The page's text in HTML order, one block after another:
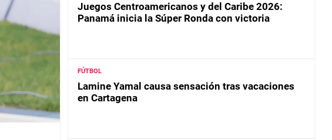
Juegos Centroamericanos y del Caribe 2026:
Panamá inicia la Súper Ronda con victoria
FÚTBOL
Lamine Yamal causa sensación tras vacaciones
en Cartagena